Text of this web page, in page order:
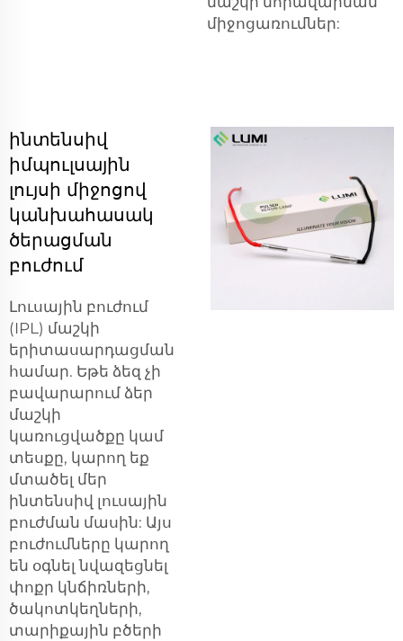
միջոցառումներ:
ինտենսիվ
իմպուլսային
լույսի միջոցով
կանխահասակ
ծերացման
բուժում
Լուսային բուժում
(IPL) մաշկի
երիտասարդացման
համար. Եթե ձեզ չի
բավարարում ձեր
մաշկի
կառուցվածքը կամ
տեսքը, կարող եք
մտածել մեր
ինտենսիվ լուսային
բուժման մասին: Այս
բուժումները կարող
են օգնել նվազեցնել
փոքր կնճիռների,
ծակոտկեղների,
տարիքային բծերի